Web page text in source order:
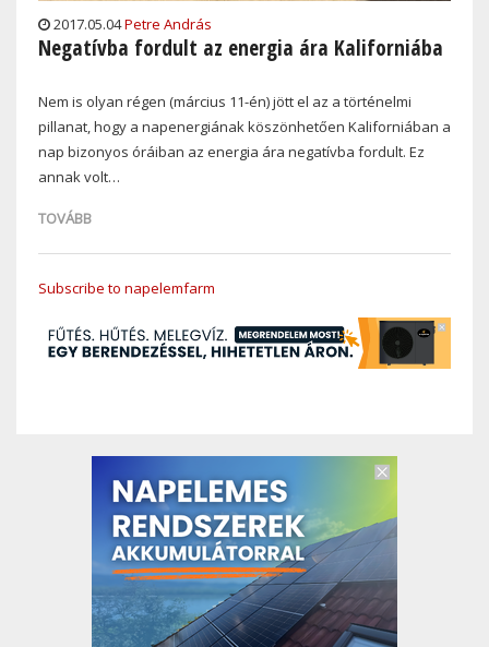
2017.05.04Petre András
Negatívba fordult az energia ára Kaliforniába
Nem is olyan régen (március 11-én) jött el az a történelmi
pillanat, hogy a napenergiának köszönhetően Kaliforniában a
nap bizonyos óráiban az energia ára negatívba fordult. Ez
annak volt…
TOVÁBB
Subscribe to napelemfarm